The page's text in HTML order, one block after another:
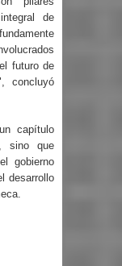
de
futuro de
concluyó
capítulo
sino que
gobierno
desarrollo